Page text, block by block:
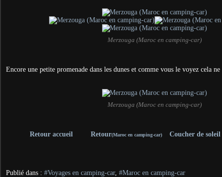
Merzouga (Maroc en camping-car)
Encore une petite promenade dans les dunes et comme vous le voyez cela ne
Merzouga (Maroc en camping-car)
Retour accueil Retour(Maroc en camping-car) Coucher de
Publié dans : #Voyages en camping-car, #Maroc en camping-car